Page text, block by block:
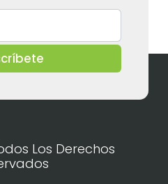
Los Derechos